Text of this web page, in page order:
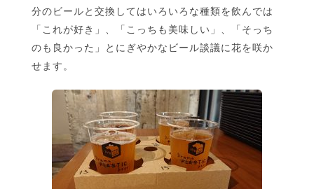
分のビールと交換してはいろいろな種類を飲んでは
「これが好き」、「こっちも美味しい」、「そっち
のも良かった」とにぎやかなビール談議に花を咲か
せます。